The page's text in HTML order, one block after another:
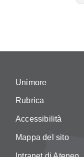
Unimore
Rubrica
Accessibilità
Mappa del sito